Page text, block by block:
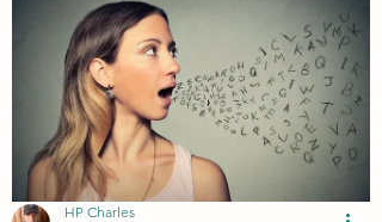
HP Charles